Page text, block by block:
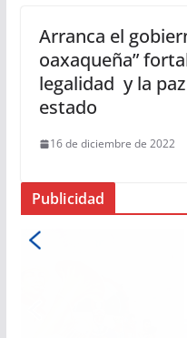
Arranca el
oaxaqueña”
legalidad y la
estado
16 de diciembre de 2022
Publicidad